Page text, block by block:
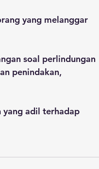
yang melanggar
soal perlindungan
penindakan,
yang adil terhadap